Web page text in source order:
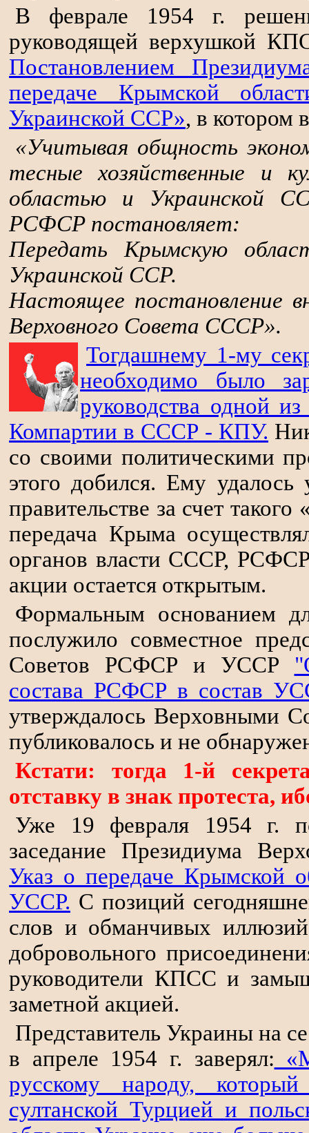
В феврале 1954 г.
руководящей верхушкой
Постановлением
передаче Крымской
Украинской ССР», в котором
«Учитывая общность
тесные хозяйственные и
областью и Украинской
РСФСР постановляет:
Передать Крымскую
Украинской ССР.
Настоящее постановление
Верховного Совета СССР».
Тогдашнему 1-му
необходимо было
руководства одной
Компартии в СССР - КПУ.
со своими политическими
этого добился. Ему
правительстве за счет
передача Крыма
органов власти СССР,
акции остается открытым.
Формальным основанием
послужило совместное
Советов РСФСР и УССР
состава РСФСР в состав
утверждалось Верховными
публиковалось и не
Кстати: тогда 1-й
отставку в знак протеста,
Уже 19 февраля 1954 г.
заседание Президиума
Указ о передаче Крымской
УССР. С позиций
слов и обманчивых
добровольного
руководители КПСС и
заметной акцией.
Представитель Украины на
в апреле 1954 г. заверял:
русскому народу,
султанской Турцией и